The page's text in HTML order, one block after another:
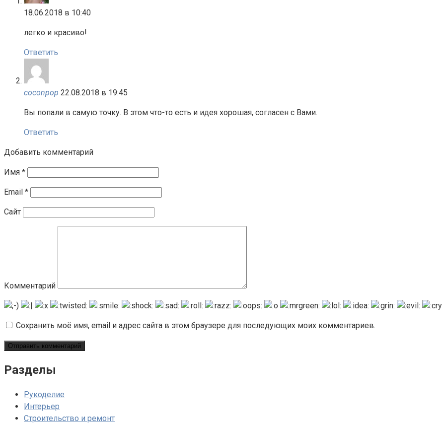
18.06.2018 в 10:40
легко и красиво!
Ответить
coconpop 22.08.2018 в 19:45
Вы попали в самую точку. В этом что-то есть и идея хорошая, согласен с Вами.
Ответить
Добавить комментарий
Имя *
Email *
Сайт
Комментарий
Сохранить моё имя, email и адрес сайта в этом браузере для последующих моих комментариев.
Разделы
Рукоделие
Интерьер
Строительство и ремонт